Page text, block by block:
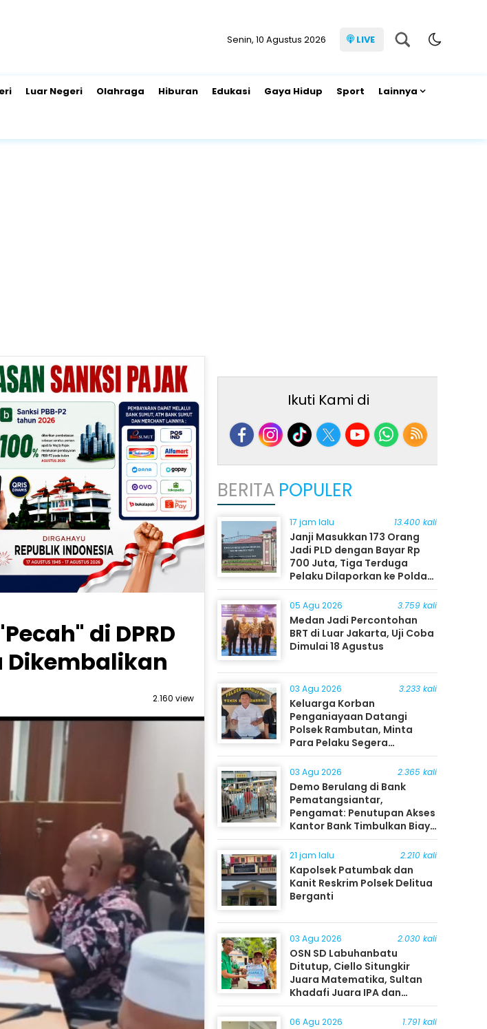
Senin, 10 Agustus 2026 LIVE
Luar Negeri Olahraga Hiburan Edukasi Gaya Hidup Sport Lainnya
di DPRD
Dikembalikan
2.160 view
Ikuti Kami di
BERITA POPULER
17 jam lalu 13.400 kali
Janji Masukkan 173 Orang
Jadi PLD dengan Bayar Rp
700 Juta, Tiga Terduga
Pelaku Dilaporkan ke Polda
Sumut
05 Agu 2026 3.759 kali
Medan Jadi Percontohan
BRT di Luar Jakarta, Uji Coba
Dimulai 18 Agustus
03 Agu 2026 3.233 kali
Keluarga Korban
Penganiayaan Datangi
Polsek Rambutan, Minta
Para Pelaku Segera
Ditangkap
03 Agu 2026 2.365 kali
Demo Berulang di Bank
Pematangsiantar,
Pengamat: Penutupan Akses
Kantor Bank Timbulkan Biaya
Ekonomi bagi Masyarakat
21 jam lalu 2.210 kali
Kapolsek Patumbak dan
Kanit Reskrim Polsek Delitua
Berganti
03 Agu 2026 2.030 kali
OSN SD Labuhanbatu
Ditutup, Ciello Situngkir
Juara Matematika, Sultan
Khadafi Juara IPA dan
Timothy Rangkuti Juara IPS
06 Agu 2026 1.791 kali